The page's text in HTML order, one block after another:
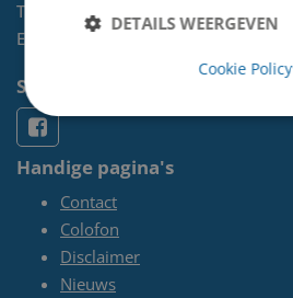
Telefoon:
0255-567 200
E-mail:
kunst@velsen.nl
Socials
Handige pagina's
Contact
Colofon
Disclaimer
Nieuws
DETAILS WEERGEVEN
Cookie Policy